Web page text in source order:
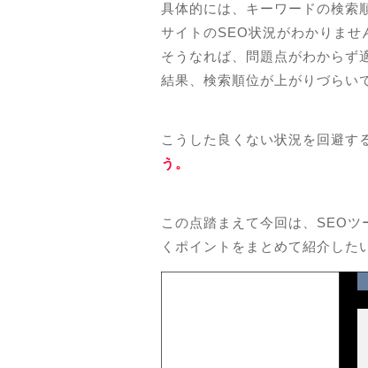
具体的には、キーワードの検索
サイトのSEO状況がわかりませ
そうなれば、問題点がわからず
結果、検索順位が上がりづらい
こうした良くない状況を回避す
う。
この点踏まえて今回は、SEO
くポイントをまとめて紹介した